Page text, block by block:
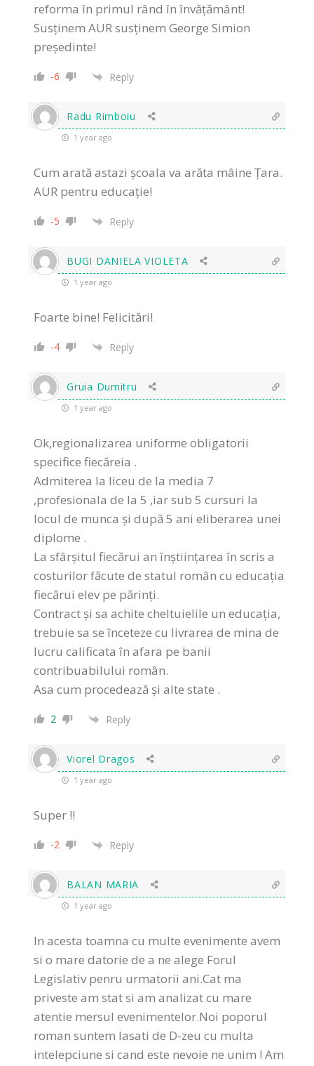
reforma în primul rând în învățământ!
Susținem AUR susținem George Simion
președinte!
-6 Reply
Radu Rimboiu
1 year ago
Cum arată astazi școala va arăta mâine Țara.
AUR pentru educație!
-5 Reply
BUGI DANIELA VIOLETA
1 year ago
Foarte bine! Felicitări!
-4 Reply
Gruia Dumitru
1 year ago
Ok,regionalizarea uniforme obligatorii
specifice fiecăreia .
Admiterea la liceu de la media 7
,profesionala de la 5 ,iar sub 5 cursuri la
locul de munca și după 5 ani eliberarea unei
diplome .
La sfârșitul fiecărui an înștiințarea în scris a
costurilor făcute de statul român cu educația
fiecărui elev pe părinți.
Contract și sa achite cheltuielile un educația,
trebuie sa se înceteze cu livrarea de mina de
lucru calificata în afara pe banii
contribuabilului român.
Asa cum procedează și alte state .
2 Reply
Viorel Dragos
1 year ago
Super !!
-2 Reply
BALAN MARIA
1 year ago
In acesta toamna cu multe evenimente avem
si o mare datorie de a ne alege Forul
Legislativ penru urmatorii ani.Cat ma
priveste am stat si am analizat cu mare
atentie mersul evenimentelor.Noi poporul
roman suntem lasati de D-zeu cu multa
intelepciune si cand este nevoie ne unim ! Am